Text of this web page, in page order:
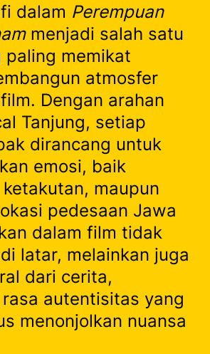
dalam Perempuan
menjadi salah satu
paling memikat
atmosfer
Dengan arahan
Tanjung, setiap
dirancang untuk
emosi, baik
maupun
pedesaan Jawa
dalam film tidak
latar, melainkan juga
dari cerita,
autentisitas yang
menonjolkan nuansa